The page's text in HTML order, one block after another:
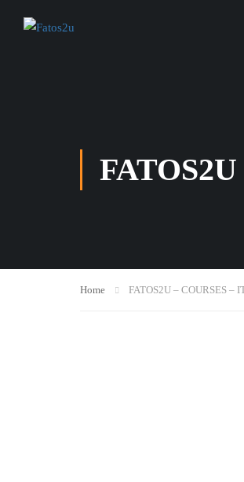
Home FATOS2U – COURSES –